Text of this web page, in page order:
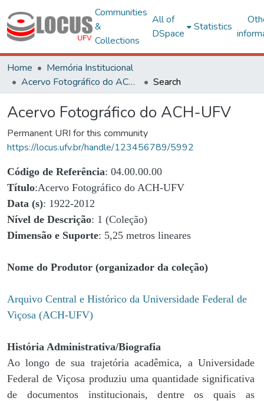
Communities
&
Collections
All of
DSpace
Statistics
Home
Memória Institucional
Acervo Fotográfico do ACH-UFV
Search
Acervo Fotográfico do ACH-UFV
Permanent URI for this community
https://locus.ufv.br/handle/123456789/5992
Código de Referência: 04.00.00.00
Título:Acervo Fotográfico do ACH-UFV
Data (s): 1922-2012
Nível de Descrição: 1 (Coleção)
Dimensão e Suporte: 5,25 metros lineares
Nome do Produtor (organizador da coleção)
Arquivo Central e Histórico da Universidade Federal de
Viçosa (ACH-UFV)
História Administrativa/Biografia
Ao longo de sua trajetória acadêmica, a Universidade
Federal de Viçosa produziu uma quantidade significativa
de documentos institucionais, dentre os quais as